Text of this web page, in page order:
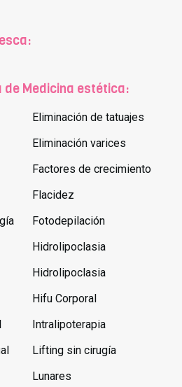
de Medicina estética:
Eliminación de tatuajes
Eliminación varices
Factores de crecimiento
Flacidez
Fotodepilación
Hidrolipoclasia
Hidrolipoclasia
Hifu Corporal
Intralipoterapia
Lifting sin cirugía
Lunares